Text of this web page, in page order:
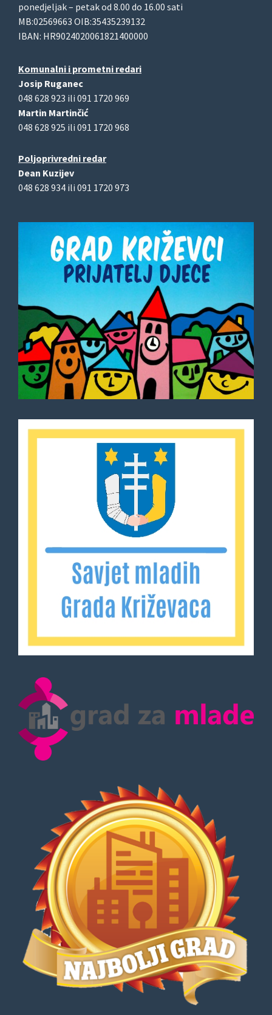
ponedjeljak – petak od 8.00 do 16.00 sati
MB:02569663 OIB:35435239132
IBAN: HR9024020061821400000
Komunalni i prometni redari
Josip Ruganec
048 628 923 ili 091 1720 969
Martin Martinčić
048 628 925 ili 091 1720 968
Poljoprivredni redar
Dean Kuzijev
048 628 934 ili 091 1720 973